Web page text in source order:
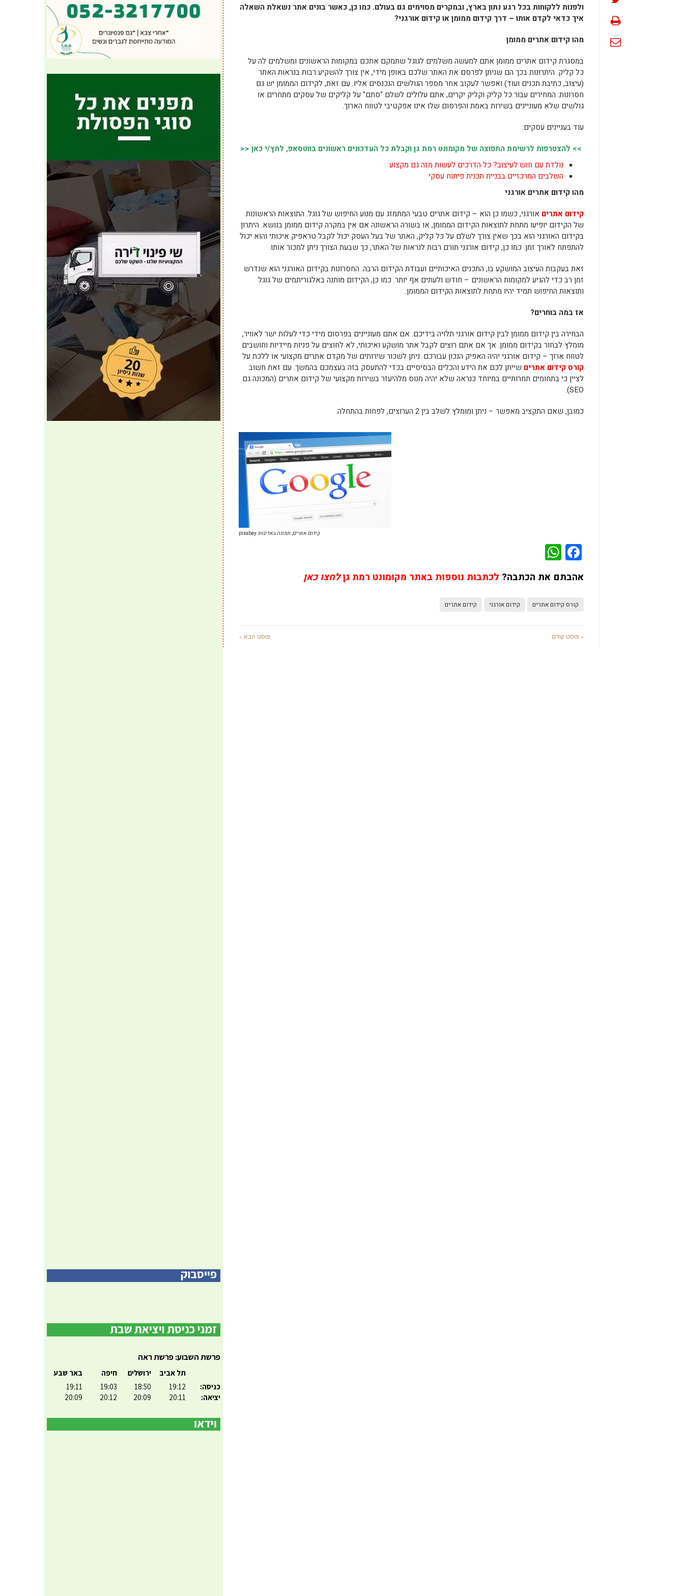
ולפנות ללקוחות בכל רגע נתון בארץ, ובמקרים מסוימים גם בעולם. כמו כן, כאשר בונים אתר נשאלת השאלה
איך כדאי לקדם אותו – דרך קידום ממומן או קידום אורגני?
מהו קידום אתרים ממומן
במסגרת קידום אתרים ממומן אתם למעשה משלמים לגוגל שתמקם אתכם במקומות הראשונים ומשלמים לה על
כל קליק. היתרונות בכך הם שניתן לפרסם את האתר שלכם באופן מידי, אין צורך להשקיע רבות בנראות האתר
(עיצוב, כתיבת תכנים ועוד) ואפשר לעקוב אחר מספר הגולשים הנכנסים אליו. עם זאת, לקידום הממומן יש גם
חסרונות: המחירים עבור כל קליק וקליק יקרים, אתם עלולים לשלם "סתם" על קליקים של עסקים מתחרים או
גולשים שלא מעוניינים בשירות באמת והפרסום שלו אינו אפקטיבי לטווח הארוך.
עוד בעניינים עסקים:
>> להצטרפות לרשימת התפוצה של מקומונט רמת גן וקבלת כל העדכונים ראשונים בווטסאפ, לחץ/י כאן <<
נולדת עם חוש לעיצוב? כל הדרכים לעשות מזה גם מקצוע
השלבים המרכזיים בבניית תכנית פיתוח עסקי
מהו קידום אתרים אורגני
קידום אתרים אורגני, כשמו כן הוא – קידום אתרים טבעי המתמזג עם מנוע החיפוש של גוגל. התוצאות הראשונות
של הקידום יופיעו מתחת לתוצאות הקידום הממומן, או בשורה הראשונה אם אין במקרה קידום ממומן בנושא. היתרון
בקידום האורגני הוא בכך שאין צורך לשלם על כל קליק, האתר של בעל העסק יכול לקבל טראפיק איכותי והוא יכול
להתפתח לאורך זמן. כמו כן, קידום אורגני תורם רבות לנראות של האתר, כך שבעת הצורך ניתן למכור אותו.
זאת בעקבות העיצוב המושקע בו, התכנים האיכותיים ועבודת הקידום הרבה. החסרונות בקידום האורגני הוא שנדרש
זמן רב כדי להגיע למקומות הראשונים – חודש ולעתים אף יותר. כמו כן, הקידום מותנה באלגוריתמים של גוגל
ותוצאות החיפוש תמיד יהיו מתחת לתוצאות הקידום הממומן.
אז במה בוחרים?
הבחירה בין קידום ממומן לבין קידום אורגני תלויה בידיכם. אם אתם מעוניינים בפרסום מידי כדי לעלות ישר לאוויר,
מומלץ לבחור בקידום ממומן. אך אם אתם רוצים לקבל אתר מושקע ואיכותי, לא לחוצים על פניות מיידיות וחושבים
לטווח ארוך – קידום אורגני יהיה האפיק הנכון עבורכם. ניתן לשכור שירותים של מקדם אתרים מקצועי או ללכת על
קורס קידום אתרים שייתן לכם את הידע והכלים הבסיסיים בכדי להתעסק בזה בעצמכם בהמשך. עם זאת חשוב
לציין כי בתחומים תחרותיים במיוחד כנראה שלא יהיה מנוס מלהיעזר בשירות מקצועי של קידום אתרים (המכונה גם
SEO).
כמובן, שאם התקציב מאפשר – ניתן ומומלץ לשלב בין 2 הערוצים, לפחות בהתחלה.
קידום אתרים, תמונה באדיבות: pixabay
Facebook
אהבתם את הכתבה? לכתבות נוספות באתר מקומונט רמת גןלחצו כאן
קורס קידום אתרים קידום אורגני קידום אתרים
« פוסט קודם פוסט הבא »
פרשת השבוע: פרשת ראה
כניסה:
יציאה:
תל אביב
19:12
20:11
ירושלים
18:50
20:09
חיפה
19:03
20:12
באר שבע
19:11
20:09